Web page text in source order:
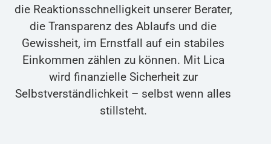
die Reaktionsschnelligkeit unserer Berater,
die Transparenz des Ablaufs und die
Gewissheit, im Ernstfall auf ein stabiles
Einkommen zählen zu können. Mit Lica
wird finanzielle Sicherheit zur
Selbstverständlichkeit – selbst wenn alles
stillsteht.